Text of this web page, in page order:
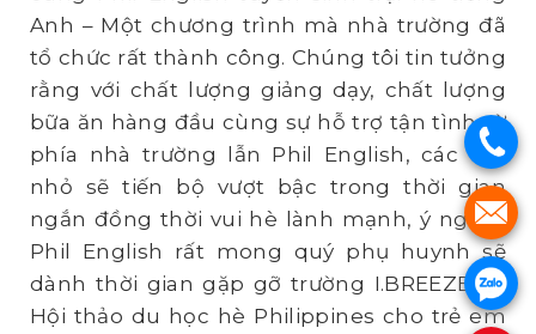
Anh – Một chương trình mà nhà trường đã
tổ chức rất thành công. Chúng tôi tin tưởng
rằng với chất lượng giảng dạy, chất lượng
bữa ăn hàng đầu cùng sự hỗ trợ tận tình từ
phía nhà trường lẫn Phil English, các em
nhỏ sẽ tiến bộ vượt bậc trong thời gian
ngắn đồng thời vui hè lành mạnh, ý nghĩa.
Phil English rất mong quý phụ huynh sẽ
dành thời gian gặp gỡ trường I.BREEZE tại
Hội thảo du học hè Philippines cho trẻ em
.
.
.